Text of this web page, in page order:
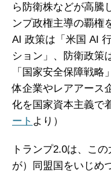
ら防衛株などが高騰
ンプ政権主導の覇権
AI 政策は「米国 AI
ション」、防衛政策
「国家安全保障戦
体企業やレアアース
化を国家資本主義で
ート より）
トランプ2.0は、こ
が）同盟国をいじめ